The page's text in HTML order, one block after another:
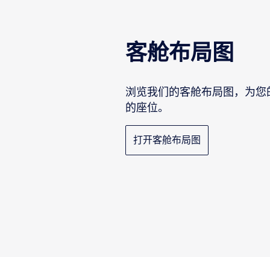
客舱布局图
浏览我们的客舱布局图，为
的座位。
打开客舱布局图